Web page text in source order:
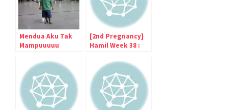
Mendua Aku Tak
Mampuuuuu
[2nd Pregnancy]
Hamil Week 38 :